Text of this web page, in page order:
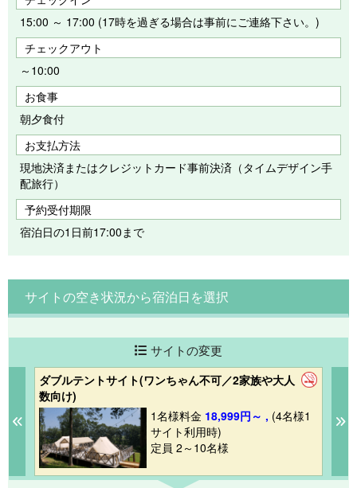
15:00 ～ 17:00 (17時を過ぎる場合は事前にご連絡下さい。)
チェックアウト
～10:00
お食事
朝夕食付
お支払方法
現地決済またはクレジットカード事前決済（タイムデザイン手
配旅行）
予約受付期限
宿泊日の1日前17:00まで
サイトの空き状況から宿泊日を選択
サイトの変更
Previous
ダブルテントサイト(ワンちゃん不可／2家族や大人
数向け)
1名様料金 18,999円～ , (4名様1
サイト利用時)
定員 2～10名様